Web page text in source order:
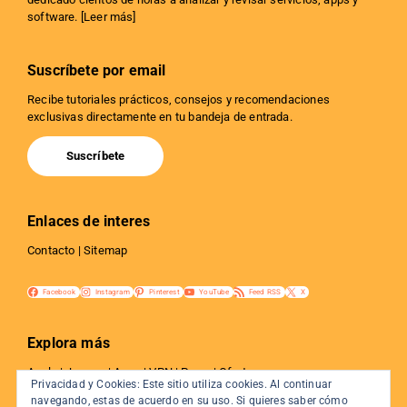
software. [ Leer más
Suscríbete por email
Recibe tutoriales prácticos, consejos y recomendaciones
exclusivas directamente en tu bandeja de entrada.
Suscríbete
Enlaces de interes
Contacto | Sitemap
Facebook Instagram Pinterest YouTube Feed RSS X
Explora más
Apple|Juegos|Apps|VPN|Proxy|Ofertas
Privacidad| Tutoriales|Web y SEO |Internet
Privacidad y Cookies: Este sitio utiliza cookies. Al continuar
navegando, estas de acuerdo en su uso. Si quieres saber cómo